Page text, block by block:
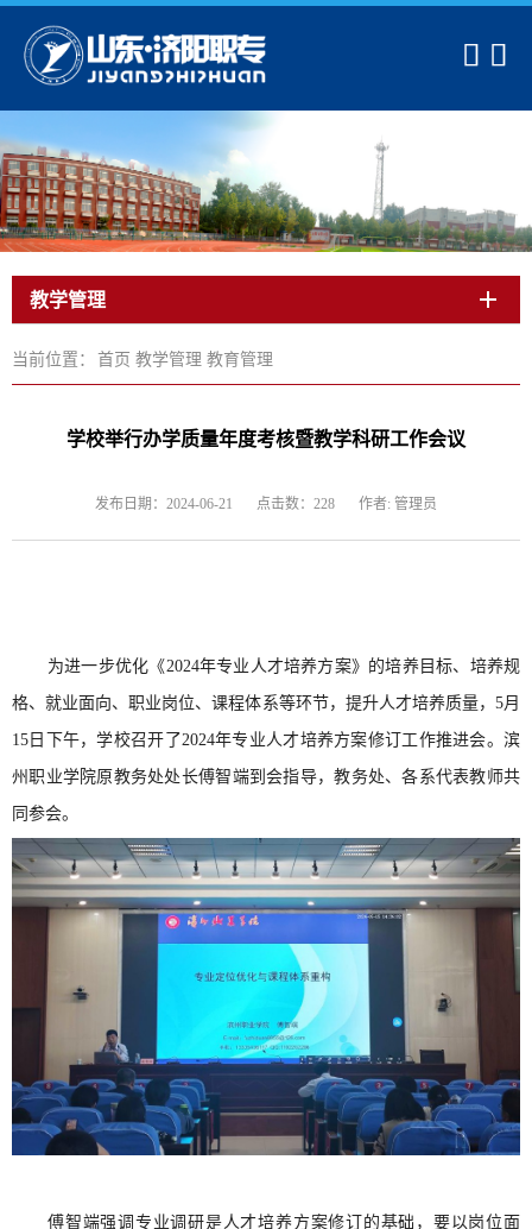
教学管理
当前位置： 首页 教学管理 教育管理
学校举行办学质量年度考核暨教学科研工作会议
发布日期：2024-06-21 点击数：228 作者: 管理员
为进一步优化《2024年专业人才培养方案》的培养目标、培养规
格、就业面向、职业岗位、课程体系等环节，提升人才培养质量，5月
15日下午，学校召开了2024年专业人才培养方案修订工作推进会。滨
州职业学院原教务处处长傅智端到会指导，教务处、各系代表教师共
同参会。
傅智端强调专业调研是人才培养方案修订的基础，要以岗位面